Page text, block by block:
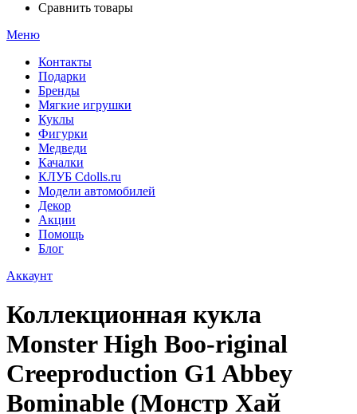
Сравнить товары
Меню
Контакты
Подарки
Бренды
Мягкие игрушки
Куклы
Фигурки
Медведи
Качалки
КЛУБ Cdolls.ru
Модели автомобилей
Декор
Акции
Помощь
Блог
Аккаунт
Коллекционная кукла
Monster High Boo-riginal
Creeproduction G1 Abbey
Bominable (Монстр Хай